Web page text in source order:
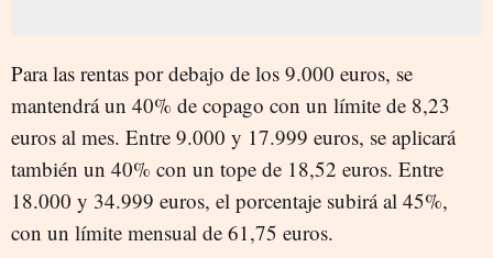
Para las rentas por debajo de los 9.000 euros, se
mantendrá un 40% de copago con un límite de 8,23
euros al mes. Entre 9.000 y 17.999 euros, se aplicará
también un 40% con un tope de 18,52 euros. Entre
18.000 y 34.999 euros, el porcentaje subirá al 45%,
con un límite mensual de 61,75 euros.